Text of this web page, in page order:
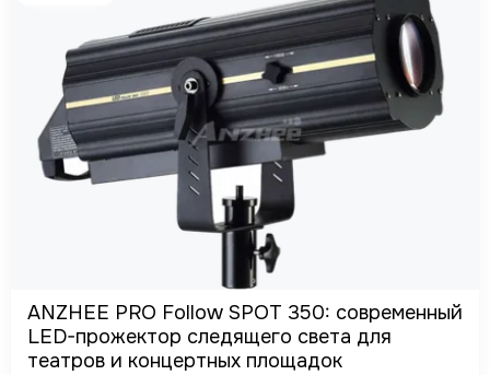
ANZHEE PRO Follow SPOT 350: современный
LED-прожектор следящего света для
театров и концертных площадок